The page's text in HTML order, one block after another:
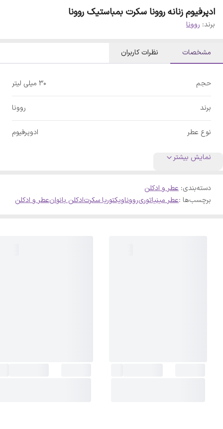
ادپرفیوم زنانه روونا سکرت بمباستیک روونا
برند: روونا
مشخصات نظرات کاربران
حجم 30 میلی لیتر
برند روونا
نوع عطر ادوپرفیوم
نمایش بیشتر
دسته‌بندی: عطر و ادکلن
برچسب‌ها :عطر مینیاتوریرووناویکتوریا سکرتادکلن بانوانعطر و ادکلن